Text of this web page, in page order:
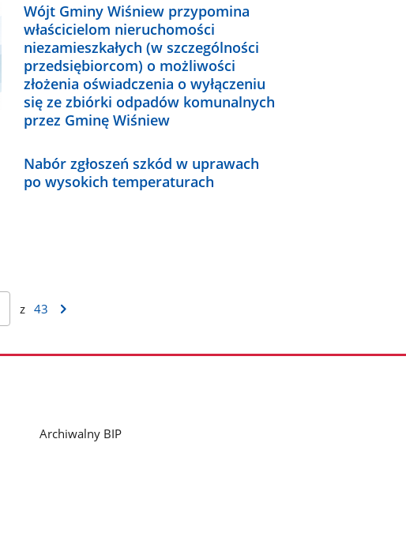
Wójt Gminy Wiśniew przypomina
właścicielom nieruchomości
niezamieszkałych (w szczególności
przedsiębiorcom) o możliwości
złożenia oświadczenia o wyłączeniu
się ze zbiórki odpadów komunalnych
przez Gminę Wiśniew
Nabór zgłoszeń szkód w uprawach
po wysokich temperaturach
z 43
Archiwalny BIP